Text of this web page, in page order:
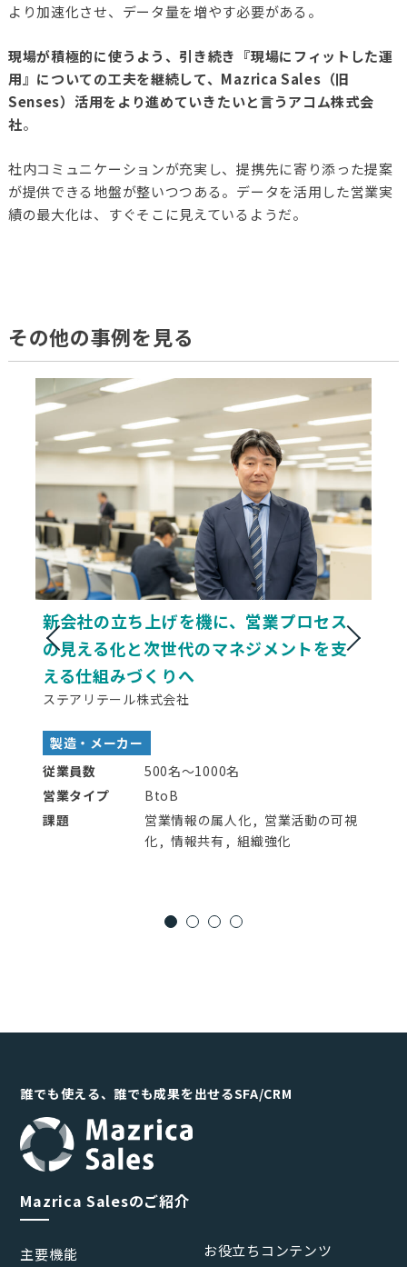
より加速化させ、データ量を増やす必要がある。
現場が積極的に使うよう、引き続き『現場にフィットした運
用』についての工夫を継続して、Mazrica Sales（旧
Senses）活用をより進めていきたいと言うアコム株式会
社。
社内コミュニケーションが充実し、提携先に寄り添った提案
が提供できる地盤が整いつつある。データを活用した営業実
績の最大化は、すぐそこに見えているようだ。
その他の事例を見る
新会社の立ち上げを機に、営業プロセス
の見える化と次世代のマネジメントを支
える仕組みづくりへ
ステアリテール株式会社
製造・メーカー
従業員数
500名〜1000名
営業タイプ
BtoB
課題
営業情報の属人化
営業活動の可視
化
情報共有 組織強化
誰でも使える、誰でも成果を出せるSFA/CRM
Mazrica Salesのご紹介
主要機能 お役立ちコンテンツ